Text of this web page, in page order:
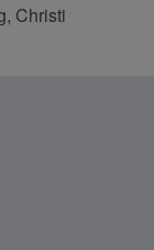
Christi